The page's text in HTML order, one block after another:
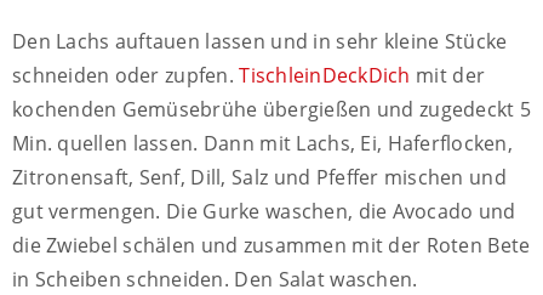
Den Lachs auftauen lassen und in sehr kleine Stücke
schneiden oder zupfen.TischleinDeckDich mit der
kochenden Gemüsebrühe übergießen und zugedeckt 5
Min. quellen lassen. Dann mit Lachs, Ei, Haferflocken,
Zitronensaft, Senf, Dill, Salz und Pfeffer mischen und
gut vermengen. Die Gurke waschen, die Avocado und
die Zwiebel schälen und zusammen mit der Roten Bete
in Scheiben schneiden. Den Salat waschen.